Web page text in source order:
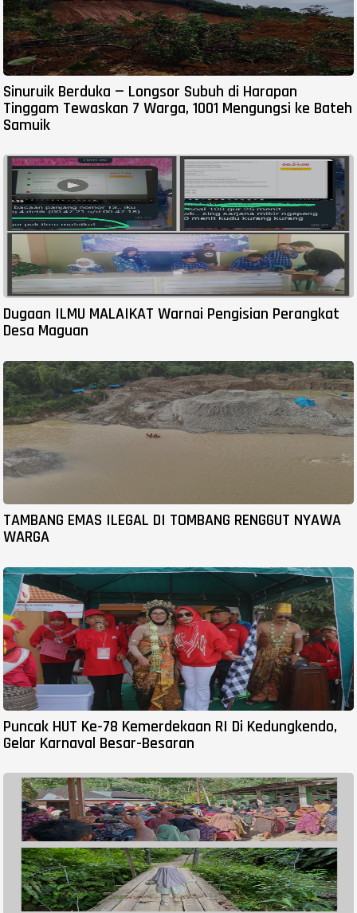
Sinuruik Berduka — Longsor Subuh di Harapan
Tinggam Tewaskan 7 Warga, 1001 Mengungsi ke Bateh
Samuik
Dugaan ILMU MALAIKAT Warnai Pengisian Perangkat
Desa Maguan
TAMBANG EMAS ILEGAL DI TOMBANG RENGGUT NYAWA
WARGA
Puncak HUT Ke-78 Kemerdekaan RI Di Kedungkendo,
Gelar Karnaval Besar-Besaran